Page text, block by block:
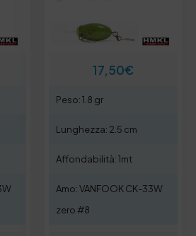
17,50€
Peso: 1.8 gr
Lunghezza: 2.5 cm
Affondabilità: 1mt
Amo: VANFOOK CK-33W
zero #8